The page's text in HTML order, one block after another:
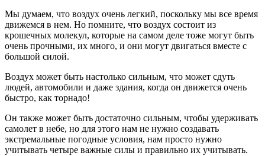
Мы думаем, что воздух очень легкий, поскольку мы все время
движемся в нем. Но помните, что воздух состоит из
крошечных молекул, которые на самом деле тоже могут быть
очень прочными, их много, и они могут двигаться вместе с
большой силой.
Воздух может быть настолько сильным, что может сдуть
людей, автомобили и даже здания, когда он движется очень
быстро, как торнадо!
Он также может быть достаточно сильным, чтобы удерживать
самолет в небе, но для этого нам не нужно создавать
экстремальные погодные условия, нам просто нужно
учитывать четыре важные силы и правильно их учитывать.